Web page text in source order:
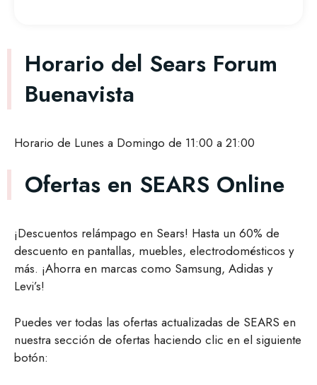
Horario del Sears Forum
Buenavista
Horario de Lunes a Domingo de 11:00 a 21:00
Ofertas en SEARS Online
¡Descuentos relámpago en Sears! Hasta un 60% de
descuento en pantallas, muebles, electrodomésticos y
más. ¡Ahorra en marcas como Samsung, Adidas y
Levi’s!
Puedes ver todas las ofertas actualizadas de SEARS en
nuestra sección de ofertas haciendo clic en el siguiente
botón: